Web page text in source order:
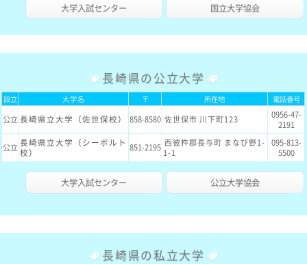
国立大学協会
大学入試センター
長崎県の公立大学
設立 大学名 〒 所在地 電話番号
公立 長崎県立大学（佐世保校） 858-8580 佐世保市 川下町123
0956-47-
2191
公立 長崎県立大学（シーボルト
校）
851-2195 西彼杵郡長与町 まなび野1-
1-1
095-813-
5500
公立大学協会
大学入試センター
長崎県の私立大学